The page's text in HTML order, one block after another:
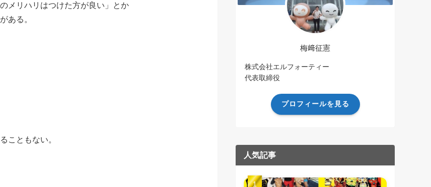
メリハリはつけた方が良い」とか
ある。
こともない。
梅﨑征憲
株式会社エルフォーティー
代表取締役
プロフィールを見る
人気記事